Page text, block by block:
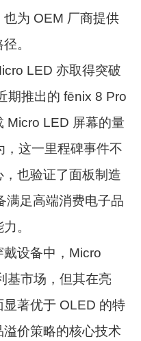
为 OEM 厂商提供
。
LED 亦取得突破
期推出的 fēnix 8 Pro
Micro LED 屏幕的量
这一里程碑事件不
也验证了面板制造
满足高端消费电子品
。
设备中，Micro
基市场，但其在亮
著优于 OLED 的特
价策略的核心技术